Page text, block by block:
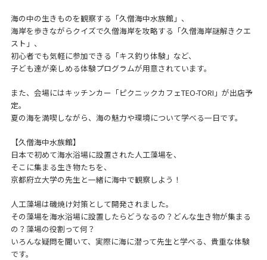
海の中の生きものを観察する「久僧海中水族館」、
海岸を歩きながらクイズで久僧海岸を攻略する「久僧海岸謎解きクエ
スト」、
初心者でも気軽に参加できる「キス釣り体験」など、
子ども達が楽しめる体験プログラムが用意されています。
また、会場にはキッチンカー「ピクニックカフェTEO-TORI」が出店予
定。
夏の海を満喫しながら、海の魅力や環境について学べる一日です。
【久僧海中水族館】
日本で初めて海水浴場に設置された人工藻場を、
そこに集まる生き物たちを、
京都府立大学の先生と一緒に海中で観察しよう！
人工藻場は磯焼け対策として開発されました。
その藻場を海水浴場に設置したらどうなるの？どんな生き物が集まる
の？藻場の役割って何？
いろんな疑問を聞いて、実際に海に潜って先生と学べる、貴重な体験
です。